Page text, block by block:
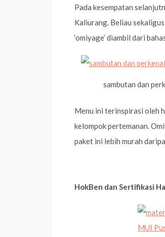
Pada kesempatan
Kaliurang. Beliau sekaligus
‘omiyage’ diambil dari
sambutan dan
Menu ini terinspirasi oleh
kelompok pertemanan.
paket ini lebih murah
HokBen dan Sertifikasi